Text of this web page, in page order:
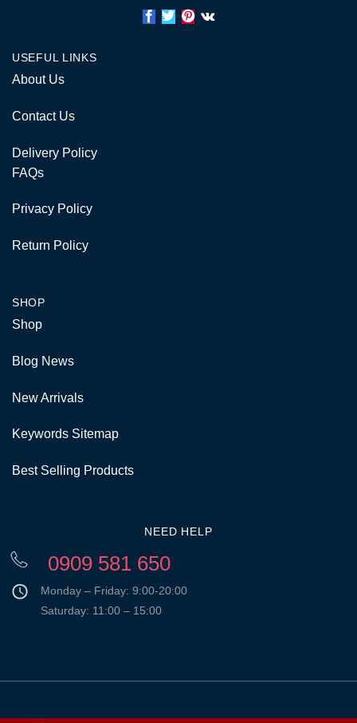
USEFUL LINKS
About Us
Contact Us
Delivery Policy
FAQs
Privacy Policy
Return Policy
SHOP
Shop
Blog News
New Arrivals
Keywords Sitemap
Best Selling Products
NEED HELP
0909 581 650
Monday – Friday: 9:00-20:00
Saturday: 11:00 – 15:00